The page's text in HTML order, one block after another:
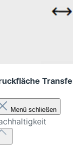
Menü schließen